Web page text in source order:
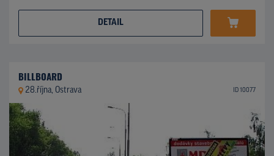
DETAIL
BILLBOARD
28.října, Ostrava ID 10077